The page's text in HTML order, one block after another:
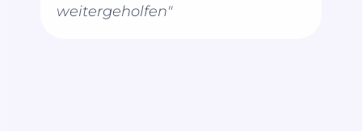
weitergeholfen"